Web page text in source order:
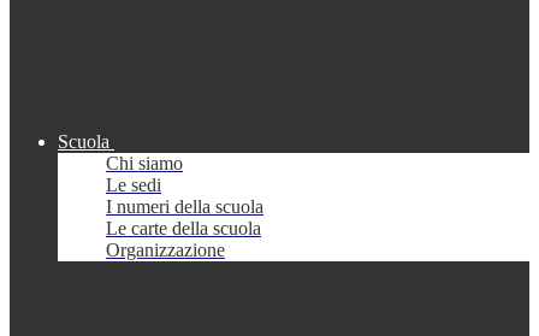
Scuola
Chi siamo
Le sedi
I numeri della scuola
Le carte della scuola
Organizzazione